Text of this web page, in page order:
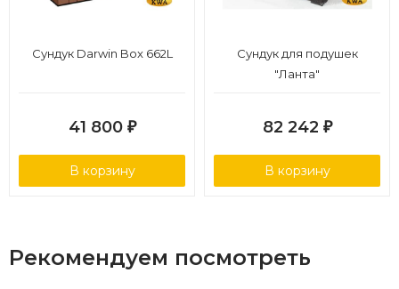
Сундук Darwin Box 662L
41 800 ₽
В корзину
Сундук для подушек
"Ланта"
82 242 ₽
В корзину
Рекомендуем посмотреть